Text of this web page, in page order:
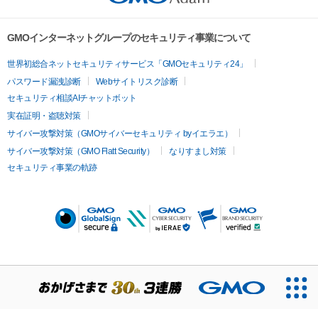
GMOインターネットグループのセキュリティ事業について
世界初総合ネットセキュリティサービス「GMOセキュリティ24」
パスワード漏洩診断
Webサイトリスク診断
セキュリティ相談AIチャットボット
実在証明・盗聴対策
サイバー攻撃対策（GMOサイバーセキュリティ byイエラエ）
サイバー攻撃対策（GMO Flatt Security）
なりすまし対策
セキュリティ事業の軌跡